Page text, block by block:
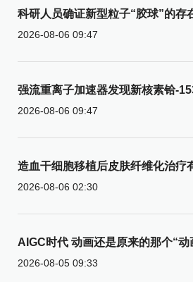
科研人员确证新型粒子“胶球”的存
2026-08-06 09:47
强流重离子加速器发现新核素铪-
2026-08-06 09:47
造血干细胞移植后皮肤纤维化治疗
2026-08-06 02:30
AIGC时代 动画还是原来的那个“动
2026-08-05 09:33